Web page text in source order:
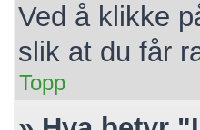
Ved å klikke
slik at du får
Topp